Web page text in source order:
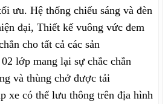
ưu. Hệ thống chiếu sáng và đèn
đại, Thiết kế vuông vức đem
cho tất cả các sản
lớp mang lại sự chắc chắn
và thùng chở được tải
xe có thể lưu thông trên địa hình